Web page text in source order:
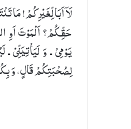
لَاۤ اَبَا لِّغَیْرِكُمْ! مَا
حَقِّكُمْ؟ اَلْمَوْتَ اَوِ
یَوْمِیْ ـ وَ لَیَاْتِیَنِّیْ
لِصُحْبَتِكُمْ قَالٍ، وَ